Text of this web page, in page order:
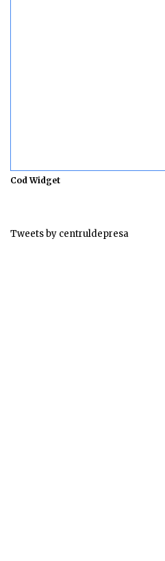
Cod Widget
Tweets by centruldepresa